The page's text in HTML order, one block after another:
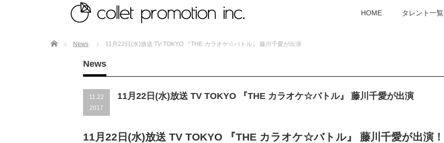
HOME タレント一覧
Home News 11月22日(水)放送 TV TOKYO 『THE カラオケ☆バトル』 藤川千愛が出演
News
11.22
2017
11月22日(水)放送 TV TOKYO 『THE カラオケ☆バトル』 藤川千愛が出演
11月22日(水)放送 TV TOKYO 『THE カラオケ☆バトル』 藤川千愛が出演！